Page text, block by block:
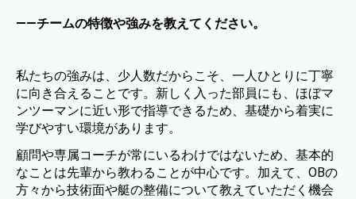
——チームの特徴や強みを教えてください。
私たちの強みは、少人数だからこそ、一人ひとりに丁寧
に向き合えることです。新しく入った部員にも、ほぼマ
ンツーマンに近い形で指導できるため、基礎から着実に
学びやすい環境があります。
顧問や専属コーチが常にいるわけではないため、基本的
なことは先輩から教わることが中心です。加えて、OBの
方々から技術面や艇の整備について教えていただく機会